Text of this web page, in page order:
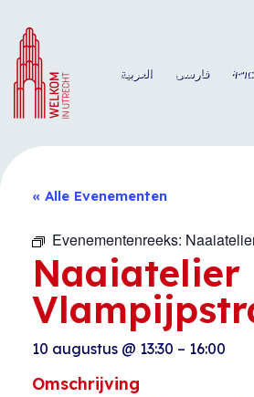
naar
de
inhoud
العربية
فارسی
« Alle Evenementen
Evenementenreeks:
Naaiatelier
10 augustus @ 13:30 – 16:00
Omschrijving